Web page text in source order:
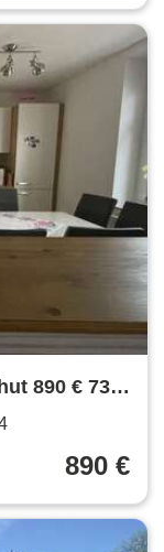
890 € 73
890 €